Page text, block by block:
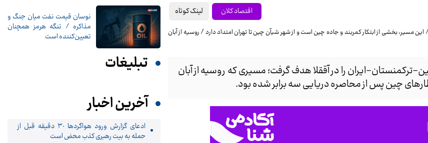
اقتصاد کلان لینک کوتاه
ترکمنستان-ایران را در آققلا هدف گرفت؛ مسیری که روسیه از آبان
چین پس از محاصره دریایی سه برابر شده بود.
نوسان قیمت نفت میان جنگ و
مذاکره / تنگه هرمز همچنان
تعیین‌کننده است
تبلیغات
آخرین اخبار
ادعای گزارش ورود هواگردها ٣٠ دقیقه قبل از
حمله به بیت رهبری کذب محض است